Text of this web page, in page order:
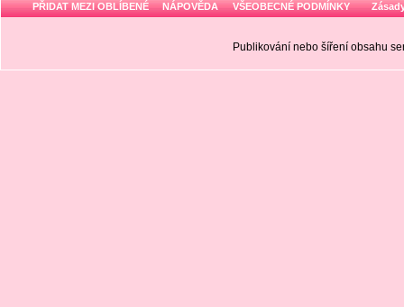
PŘIDAT MEZI OBLÍBENÉ NÁPOVĚDA VŠEOBECNÉ PODMÍNKY
Publikování nebo šíření obsahu